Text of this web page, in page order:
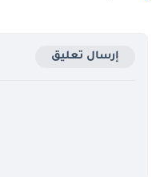
إرسال تعليق